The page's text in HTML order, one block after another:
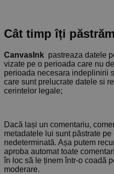
Cât timp îți
CanvasInk pastreaza datele
vizate pe o perioada care nu
perioada necesara indeplinirii
care sunt prelucrate datele si
cerintelor legale;
Dacă lași un comentariu,
metadatele lui sunt păstrate pe
nedeterminată. Așa putem
aproba automat toate
în loc să le ținem într-o coadă
moderare.